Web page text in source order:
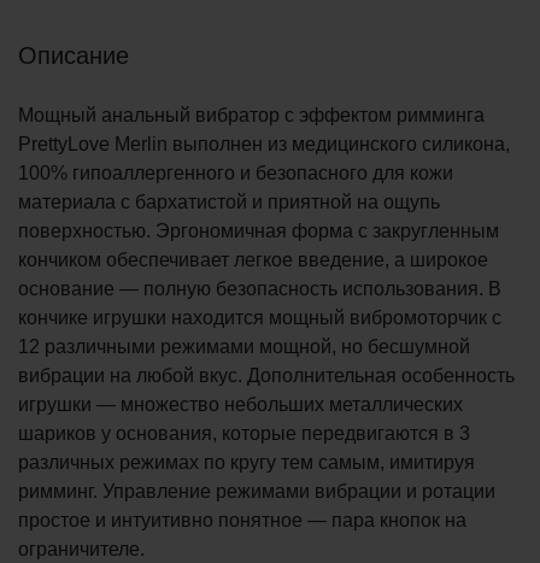
Описание
Мощный анальный вибратор с эффектом римминга
PrettyLove Merlin выполнен из медицинского силикона,
100% гипоаллергенного и безопасного для кожи
материала с бархатистой и приятной на ощупь
поверхностью. Эргономичная форма с закругленным
кончиком обеспечивает легкое введение, а широкое
основание — полную безопасность использования. В
кончике игрушки находится мощный вибромоторчик с
12 различными режимами мощной, но бесшумной
вибрации на любой вкус. Дополнительная особенность
игрушки — множество небольших металлических
шариков у основания, которые передвигаются в 3
различных режимах по кругу тем самым, имитируя
римминг. Управление режимами вибрации и ротации
простое и интуитивно понятное — пара кнопок на
ограничителе.